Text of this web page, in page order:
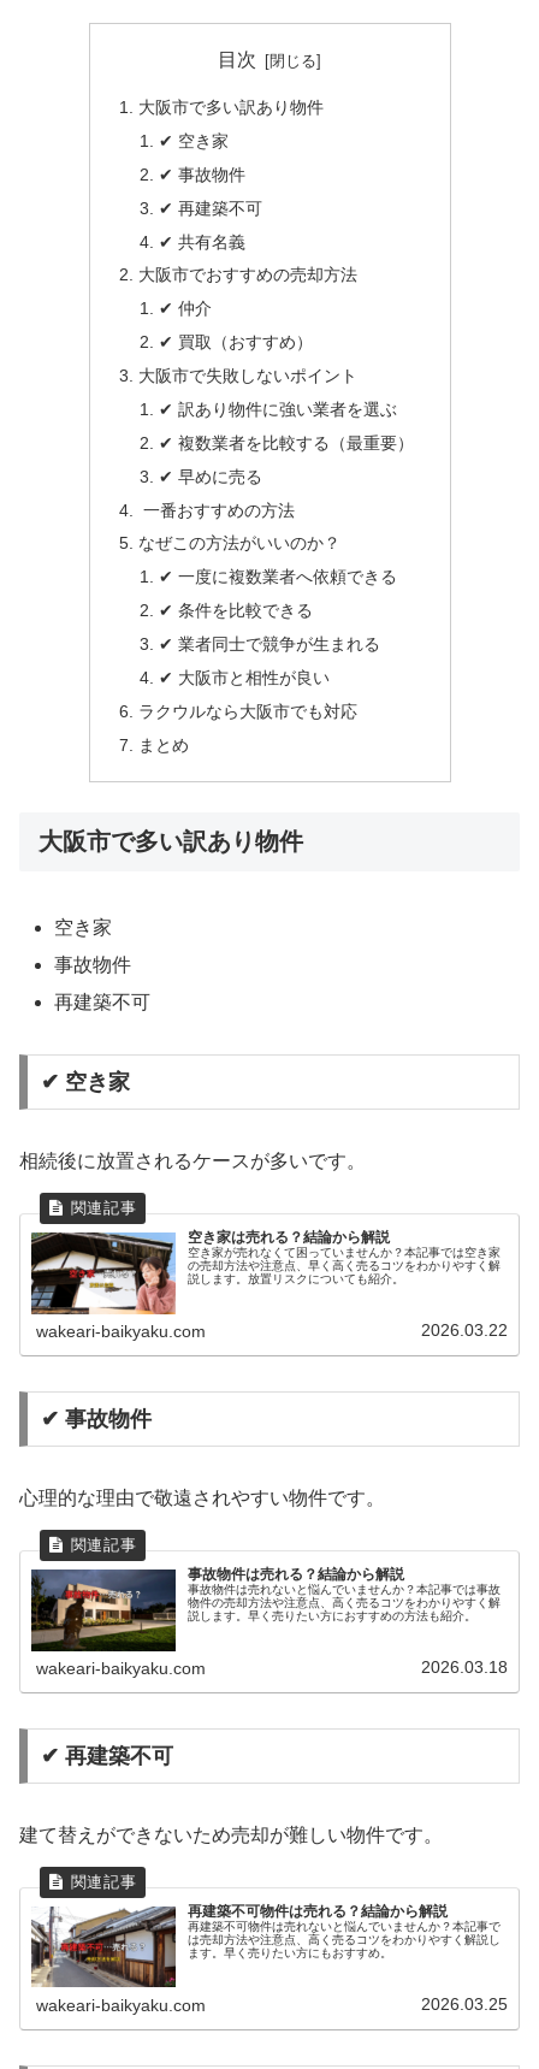
目次
大阪市で多い訳あり物件
✔ 空き家
✔ 事故物件
✔ 再建築不可
✔ 共有名義
大阪市でおすすめの売却方法
✔ 仲介
✔ 買取（おすすめ）
大阪市で失敗しないポイント
✔ 訳あり物件に強い業者を選ぶ
✔ 複数業者を比較する（最重要）
✔ 早めに売る
一番おすすめの方法
なぜこの方法がいいのか？
✔ 一度に複数業者へ依頼できる
✔ 条件を比較できる
✔ 業者同士で競争が生まれる
✔ 大阪市と相性が良い
ラクウルなら大阪市でも対応
まとめ
大阪市で多い訳あり物件
空き家
事故物件
再建築不可
✔ 空き家
相続後に放置されるケースが多いです。
空き家は売れる？結論から解説
空き家が売れなくて困っていませんか？本記事では空き家
の売却方法や注意点、早く高く売るコツをわかりやすく解
説します。放置リスクについても紹介。
wakeari-baikyaku.com 2026.03.22
✔ 事故物件
心理的な理由で敬遠されやすい物件です。
事故物件は売れる？結論から解説
事故物件は売れないと悩んでいませんか？本記事では事故
物件の売却方法や注意点、高く売るコツをわかりやすく解
説します。早く売りたい方におすすめの方法も紹介。
wakeari-baikyaku.com 2026.03.18
✔ 再建築不可
建て替えができないため売却が難しい物件です。
再建築不可物件は売れる？結論から解説
再建築不可物件は売れないと悩んでいませんか？本記事で
は売却方法や注意点、高く売るコツをわかりやすく解説し
ます。早く売りたい方にもおすすめ。
wakeari-baikyaku.com 2026.03.25